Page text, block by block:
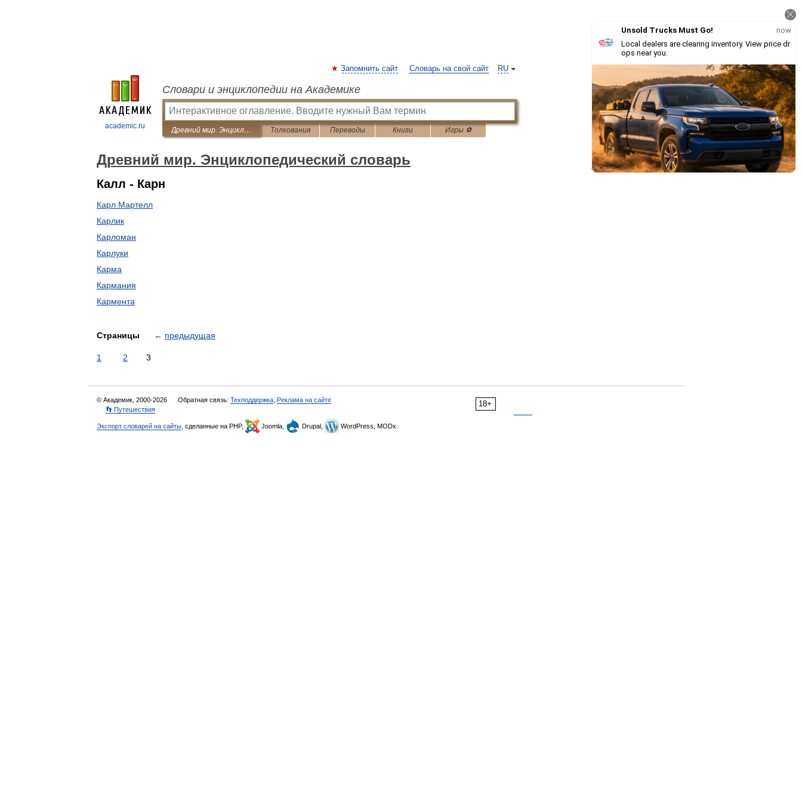
academic.ru
RU
Запомнить сайт Словарь на свой сайт
Словари и энциклопедии на Академике
Древний мир. Энциклопедический словарь Толкования Переводы Книги Игры ⚽
Древний мир. Энциклопедический словарь
Калл - Карн
Карл Мартелл
Карлик
Карломан
Карлуки
Карма
Кармания
Кармента
Страницы ← предыдущая
1 2 3
18+
© Академик, 2000-2026 Обратная связь: Техподдержка Реклама на сайте
👣 Путешествия
Экспорт словарей на сайты , сделанные на PHP, Joomla, Drupal, WordPress, MODx.